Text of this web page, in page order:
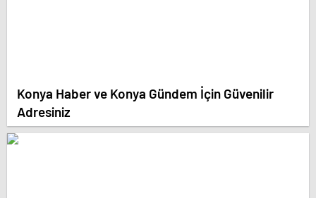
Konya Haber ve Konya Gündem İçin Güvenilir
Adresiniz